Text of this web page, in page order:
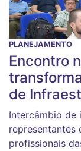
PLANEJAMENTO
Encontro
de
Intercâmbio de
representantes
profissionais